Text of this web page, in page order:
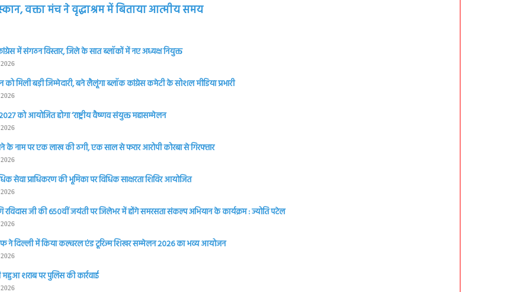
वक्ता मंच ने वृद्धाश्रम में बिताया आत्मीय समय
में संगठन विस्तार, जिले के सात ब्लॉकों में नए अध्यक्ष नियुक्त
को मिली बड़ी जिम्मेदारी, बने लैलूंगा ब्लॉक कांग्रेस कमेटी के सोशल मीडिया प्रभारी
को आयोजित होगा ‘राष्ट्रीय वैष्णव संयुक्त महासम्मेलन
के नाम पर एक लाख की ठगी, एक साल से फरार आरोपी कोरबा से गिरफ्तार
सेवा प्राधिकरण की भूमिका पर विधिक साक्षरता शिविर आयोजित
रविदास जी की 650वीं जयंती पर जिलेभर में होंगे समरसता संकल्प अभियान के कार्यक्रम : ज्योति पटेल
ने दिल्ली में किया कल्चरल एंड टूरिज्म शिखर सम्मेलन 2026 का भव्य आयोजन
शराब पर पुलिस की कार्रवाई